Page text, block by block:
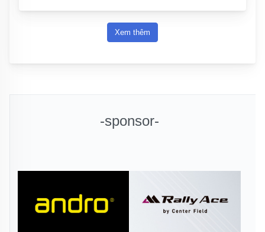
Xem thêm
-sponsor-